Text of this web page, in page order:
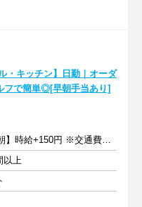
・キッチン】日勤｜オーダ
フで簡単◎[早朝手当あり]
時給1200円～【早朝】時給+150円 ※交通費支給
以上